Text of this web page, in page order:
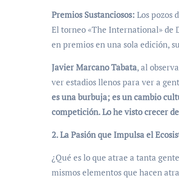
Premios Sustanciosos: Los pozos
El torneo «The International» de
en premios en una sola edición,
Javier Marcano Tabata, al
ver estadios llenos para ver a
es una burbuja; es un cambio
competición. Lo he visto crecer
2. La Pasión que Impulsa el
¿Qué es lo que atrae a tanta
mismos elementos que hacen